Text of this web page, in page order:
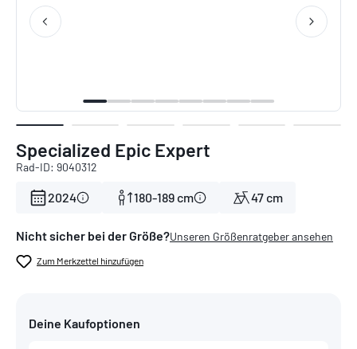
Specialized Epic Expert
Rad-ID: 9040312
2024 180-189 cm 47 cm
Nicht sicher bei der Größe?Unseren Größenratgeber ansehen
Zum Merkzettel hinzufügen
Deine Kaufoptionen